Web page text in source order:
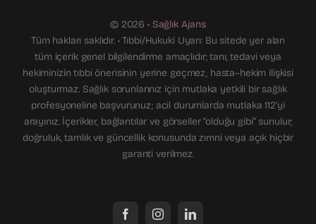
© 2026 • Sağlık Ajans
Tüm hakları saklıdır. • Tıbbi/Hukuki Uyarı: Bu sitede yer alan
tüm içerik genel bilgilendirme amaçlıdır; tanı, tedavi veya
hekiminizin tıbbi önerisinin yerine geçmez, hasta–hekim ilişkisi
oluşturmaz. Sağlık sorunlarınız için mutlaka yetkili bir sağlık
profesyoneline başvurunuz; acil durumlarda mutlaka 112'yi
arayınız. İçerikler, bağlantılar ve görseller “olduğu gibi” sunulur;
doğruluk, tamlık ve güncellik konusunda zımni veya açık hiçbir
garanti verilmez.